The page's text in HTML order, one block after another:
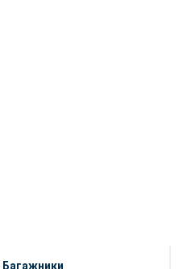
Багажники